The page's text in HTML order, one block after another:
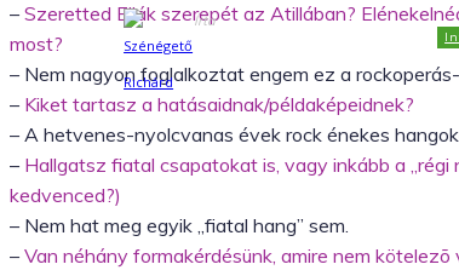
Írta
Facebook X
– Szeretted Ellák szerepét az Atillában?
most?
– Nem nagyon foglalkoztat engem ez a
– Kiket tartasz a hatásaidnak/példaképeidnek?
– A hetvenes-nyolcvanas évek rock énekes
– Hallgatsz fiatal csapatokat is, vagy inkább a
kedvenced?)
– Nem hat meg egyik „fiatal hang” sem.
– Van néhány formakérdésünk, amire nem